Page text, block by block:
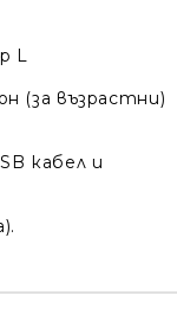
L
(за възрастни)
кабел и